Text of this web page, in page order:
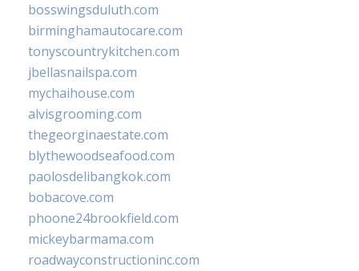
bosswingsduluth.com
birminghamautocare.com
tonyscountrykitchen.com
jbellasnailspa.com
mychaihouse.com
alvisgrooming.com
thegeorginaestate.com
blythewoodseafood.com
paolosdelibangkok.com
bobacove.com
phoone24brookfield.com
mickeybarmama.com
roadwayconstructioninc.com